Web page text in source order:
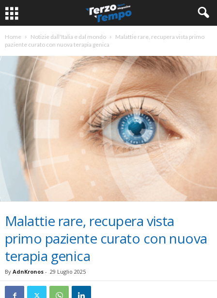
Home Notizie dall'Italia e dal mondo
Malattie rare, recupera vista primo
paziente curato con nuova terapia genica
Malattie rare, recupera vista
primo paziente curato con nuova
terapia genica
By AdnKronos - 29 Luglio 2025